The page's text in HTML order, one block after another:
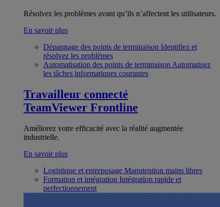
Résolvez les problèmes avant qu’ils n’affectent les utilisateurs.
En savoir plus
Dépannage des points de terminaison Identifiez et
résolvez les problèmes
Automatisation des points de terminaison Automatisez
les tâches informatiques courantes
Travailleur connecté
TeamViewer Frontline
Améliorez votre efficacité avec la réalité augmentée
industrielle.
En savoir plus
Logistique et entreposage Manutention mains libres
Formation et intégration Intégration rapide et
perfectionnement